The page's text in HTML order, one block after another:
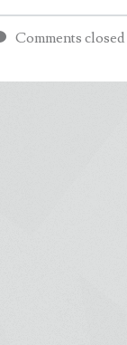
e
Comments closed